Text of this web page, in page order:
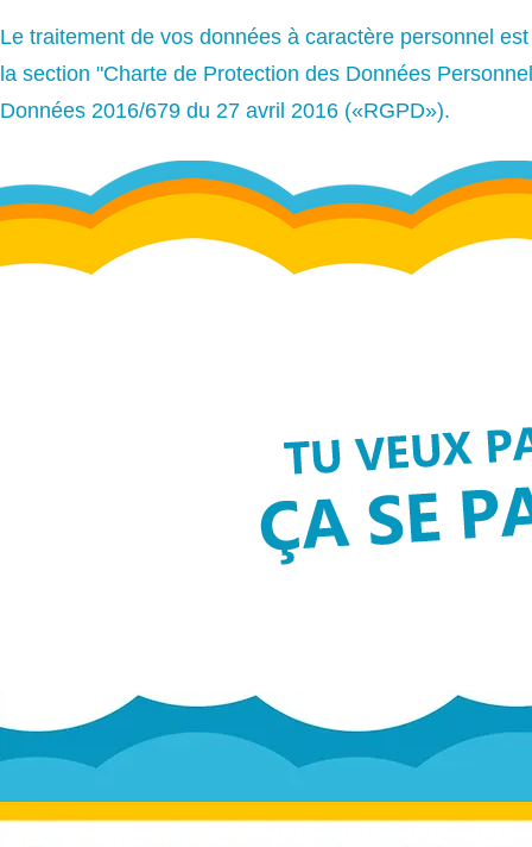
Le traitement de vos données à caractère personnel
la section "Charte de Protection des Données
Données 2016/679 du 27 avril 2016 («RGPD»).